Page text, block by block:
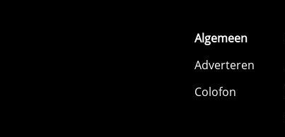
Algemeen
Adverteren
Colofon